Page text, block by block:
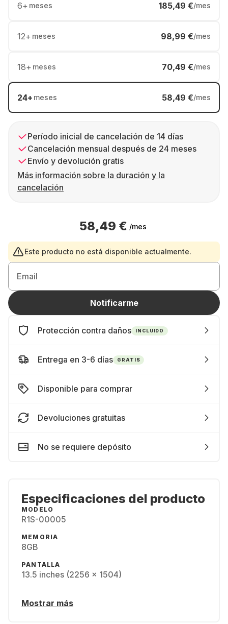
6+ meses 185,49 €/mes
12+ meses 98,99 €/mes
18+ meses 70,49 €/mes
24+ meses 58,49 €/mes
Período inicial de cancelación de 14 días
Cancelación mensual después de 24 meses
Envío y devolución gratis
Más información sobre la duración y la
cancelación
58,49 € /mes
Este producto no está disponible actualmente.
Email
Notificarme
Protección contra daños INCLUIDO
Entrega en 3-6 días GRATIS
Disponible para comprar
Devoluciones gratuitas
No se requiere depósito
Especificaciones del producto
MODELO
R1S-00005
MEMORIA
8GB
PANTALLA
13.5 inches (2256 x 1504)
Mostrar más